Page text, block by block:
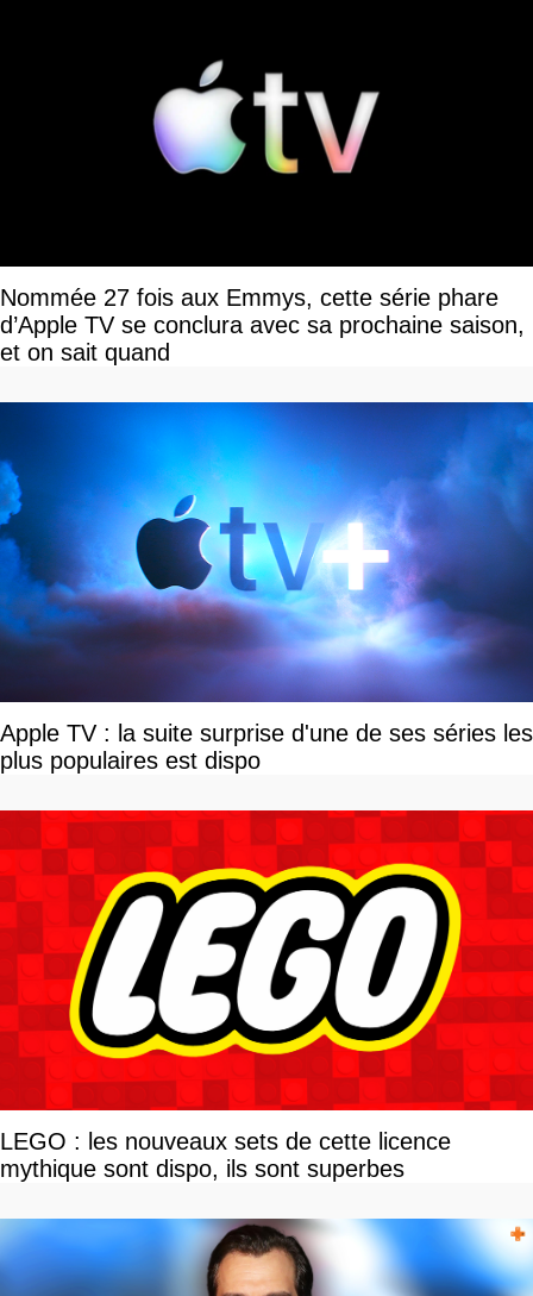
Nommée 27 fois aux Emmys, cette série phare
d’Apple TV se conclura avec sa prochaine saison,
et on sait quand
Apple TV : la suite surprise d'une de ses séries les
plus populaires est dispo
LEGO : les nouveaux sets de cette licence
mythique sont dispo, ils sont superbes